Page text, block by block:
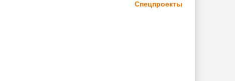
Спецпроекты